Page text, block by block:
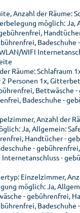
Anzahl der Räume:
möglich: Ja,
Badeschuhe
WIFI
Räume: Schlafraum
Personen 1x,
Bettwäsche
Badeschuhe -
Anzahl der
Ja, Allgemein:
Handtücher -
- gebührenfrei,
Internetanschluss -
Einzelzimmer,
möglich: Ja,
- gebührenfrei,
Badeschuhe